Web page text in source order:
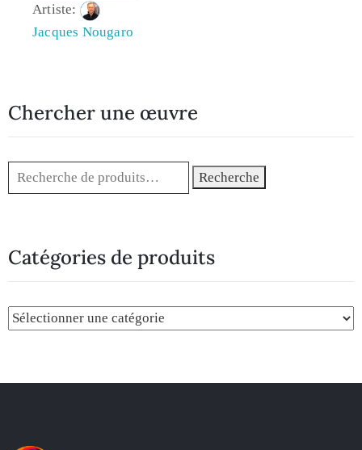
Artiste:
Jacques Nougaro
Chercher une œuvre
Recherche
Catégories de produits